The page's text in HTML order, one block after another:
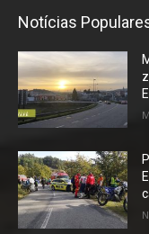
Notícias